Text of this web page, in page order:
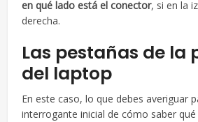
en qué lado está el conector, si en la
derecha.
Las pestañas de la
del laptop
En este caso, lo que debes averiguar
interrogante inicial de cómo saber